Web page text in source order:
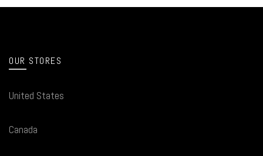
OUR STORES
United States
Canada